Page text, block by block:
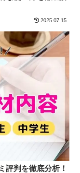
2025.07.15
評判を徹底分析！